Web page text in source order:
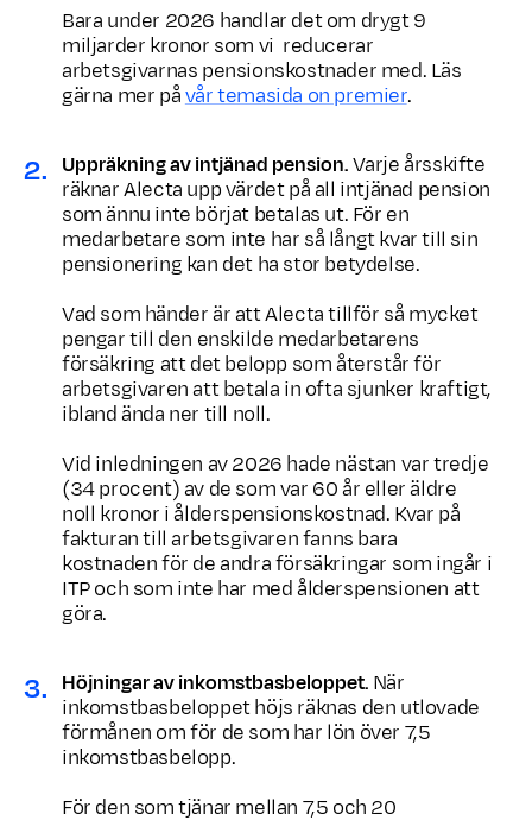
Bara under 2026 handlar det om drygt 9
miljarder kronor som vi reducerar
arbetsgivarnas pensions­kostnader med. Läs
gärna mer påvår temasida on premier.
Uppräkning av intjänad pension.Varje årsskifte
räknar Alecta upp värdet på all intjänad pension
som ännu inte börjat betalas ut. För en
medarbetare som inte har så långt kvar till sin
pensionering kan det ha stor betydelse.
Vad som händer är att Alecta tillför så mycket
pengar till den enskilde medarbetarens
försäkring att det belopp som återstår för
arbetsgivaren att betala in ofta sjunker kraftigt,
ibland ända ner till noll.
Vid inledningen av 2026 hade nästan var tredje
(34 procent) av de som var 60 år eller äldre
noll kronor i ålderspensionskostnad. Kvar på
fakturan till arbetsgivaren fanns bara
kostnaden för de andra försäkringar som ingår i
ITP och som inte har med ålders­pensionen att
göra.
Höjningar av inkomstbasbeloppet. När
inkomstbasbeloppet höjs räknas den utlovade
förmånen om för de som har lön över 7,5
inkomstbasbelopp.
För den som tjänar mellan 7,5 och 20